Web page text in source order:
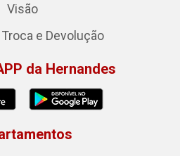
Visão
e Devolução
da Hernandes